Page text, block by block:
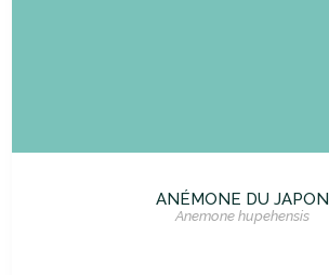
ANÉMONE DU JAPON
Anemone hupehensis